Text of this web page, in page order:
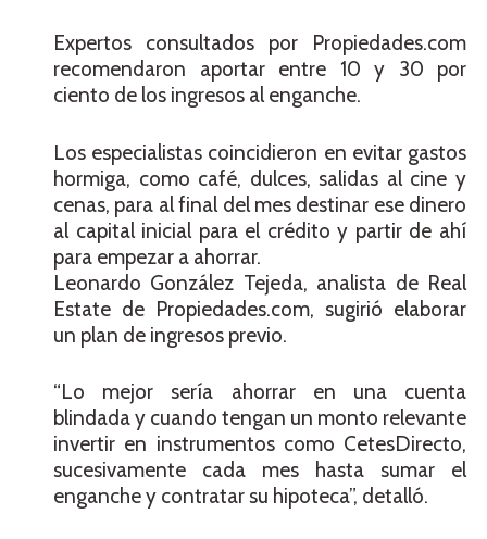
Expertos consultados por Propiedades.com
recomendaron aportar entre 10 y 30 por
ciento de los ingresos al enganche.
Los especialistas coincidieron en evitar gastos
hormiga, como café, dulces, salidas al cine y
cenas, para al final del mes destinar ese dinero
al capital inicial para el crédito y partir de ahí
para empezar a ahorrar.
Leonardo González Tejeda, analista de Real
Estate de Propiedades.com, sugirió elaborar
un plan de ingresos previo.
“Lo mejor sería ahorrar en una cuenta
blindada y cuando tengan un monto relevante
invertir en instrumentos como CetesDirecto,
sucesivamente cada mes hasta sumar el
enganche y contratar su hipoteca”, detalló.